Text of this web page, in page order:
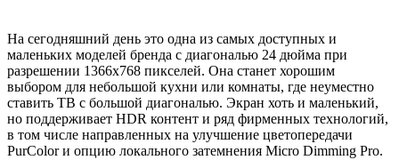
На сегодняшний день это одна из самых доступных и
маленьких моделей бренда с диагональю 24 дюйма при
разрешении 1366х768 пикселей. Она станет хорошим
выбором для небольшой кухни или комнаты, где неуместно
ставить ТВ с большой диагональю. Экран хоть и маленький,
но поддерживает HDR контент и ряд фирменных технологий,
в том числе направленных на улучшение цветопередачи
PurColor и опцию локального затемнения Micro Dimming Pro.